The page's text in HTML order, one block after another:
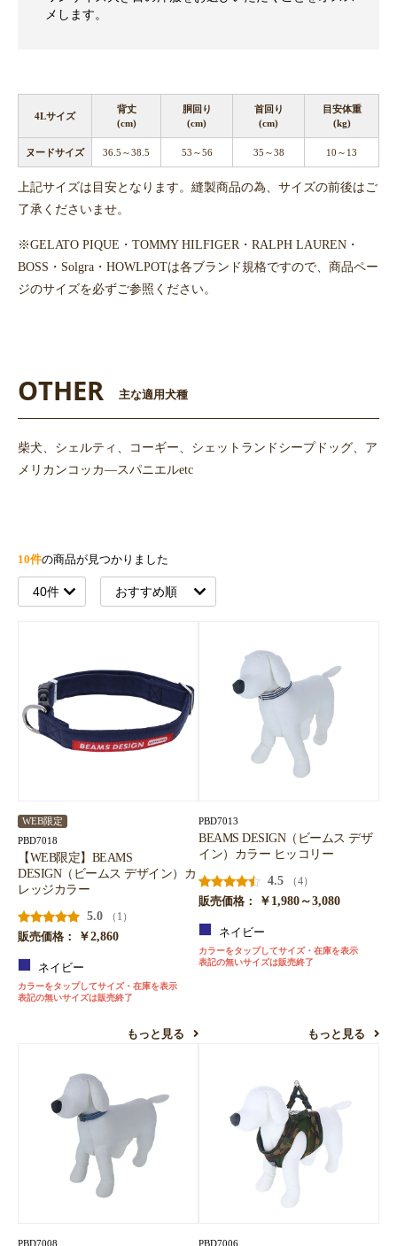
メします。
4Lサイズ
背丈
(cm)
胴回り
(cm)
首回り
(cm)
目安体重
(kg)
ヌードサイズ 36.5～38.5 53～56 35～38 10～13
上記サイズは目安となります。縫製商品の為、サイズの前後はご
了承くださいませ。
※GELATO PIQUE・TOMMY HILFIGER・RALPH LAUREN・
BOSS・Solgra・HOWLPOTは各ブランド規格ですので、商品ペー
ジのサイズを必ずご参照ください。
OTHER 主な適用犬種
柴犬、シェルティ、コーギー、シェットランドシープドッグ、ア
メリカンコッカ―スパニエルetc
10件の商品が見つかりました
WEB限定
PBD7018
【WEB限定】BEAMS
DESIGN（ビームス デザイン）カ
レッジカラー
5.0
（1）
販売価格：
￥2,860
ネイビー
カラーをタップしてサイズ・在庫を表示
表記の無いサイズは販売終了
もっと見る
PBD7013
BEAMS DESIGN（ビームス デザ
イン）カラー ヒッコリー
4.5
（4）
販売価格：
￥1,980～3,080
ネイビー
カラーをタップしてサイズ・在庫を表示
表記の無いサイズは販売終了
もっと見る
PBD7008 PBD7006